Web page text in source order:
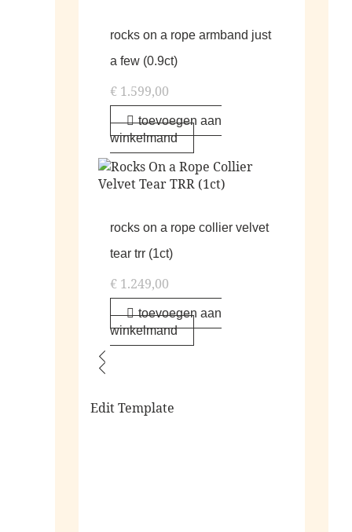
rocks on a rope armband just
a few (0.9ct)
€ 1.599,00
toevoegen aan
winkelmand
rocks on a rope collier velvet
tear trr (1ct)
€ 1.249,00
toevoegen aan
winkelmand
Edit Template